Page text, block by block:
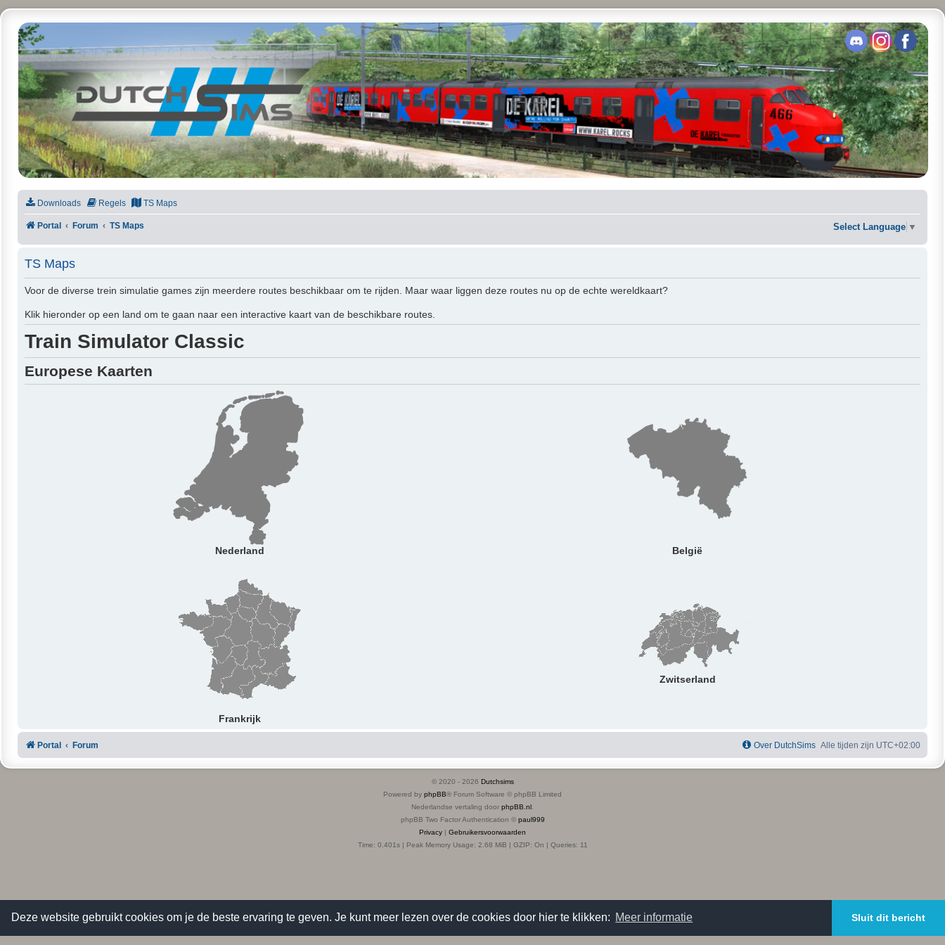
Deze website gebruikt cookies om je de beste ervaring te geven. Je kunt meer lezen over de cookies door hier te klikken: Meer informatie Sluit dit bericht
DutchSims
Downloads Regels TS Maps
Portal Forum TS Maps Select Language ▼
TS Maps
Voor de diverse trein simulatie games zijn meerdere routes beschikbaar om te rijden. Maar waar liggen deze routes nu op de echte wereldkaart?
Klik hieronder op een land om te gaan naar een interactive kaart van de beschikbare routes.
Train Simulator Classic
Europese Kaarten
Nederland België
Frankrijk
Zwitserland
Portal Forum Alle tijden zijn UTC+02:00
Over DutchSims
© 2020 - 2026 Dutchsims
Powered by phpBB® Forum Software © phpBB Limited
Nederlandse vertaling door phpBB.nl
phpBB Two Factor Authentication © paul999
Privacy | Gebruikersvoorwaarden
Time: 0.401s| Peak Memory Usage: 2.68 MiB | GZIP: On | Queries: 11